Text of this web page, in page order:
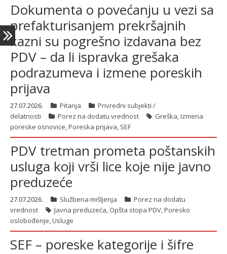
Dokumenta o povećanju u vezi sa
prefakturisanjem prekršajnih
kazni su pogrešno izdavana bez
PDV – da li ispravka grešaka
podrazumeva i izmene poreskih
prijava
27.07.2026. Pitanja
Privredni subjekti /
delatnosti
Porez na dodatu vrednost Greška,Izmena
poreske osnovice,Poreska prijava, SEF
PDV tretman prometa poštanskih
usluga koji vrši lice koje nije javno
preduzeće
27.07.2026. Službena mišljenja
Porez na dodatu
vrednost
Javna preduzeća, Opšta stopa PDV,Poresko
oslobođenje,Usluge
SEF – poreske kategorije i šifre